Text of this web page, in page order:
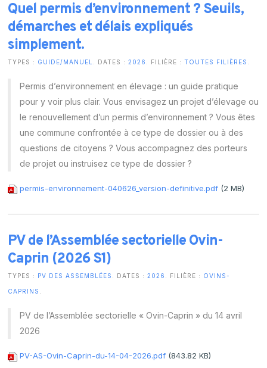
Quel permis d’environnement ? Seuils,
démarches et délais expliqués
simplement.
TYPES : GUIDE/MANUEL . DATES :2026 . FILIÈRE :TOUTES FILIÈRES
Permis d’environnement en élevage : un guide pratique
pour y voir plus clair. Vous envisagez un projet d’élevage ou
le renouvellement d’un permis d’environnement ? Vous êtes
une commune confrontée à ce type de dossier ou à des
questions de citoyens ? Vous accompagnez des porteurs
de projet ou instruisez ce type de dossier ?
permis-environnement-040626_version-definitive.pdf (2 MB)
PV de l’Assemblée sectorielle Ovin-
Caprin (2026 S1)
TYPES : PV DES ASSEMBLÉES . DATES :2026 . FILIÈRE : OVINS-
CAPRINS
PV de l’Assemblée sectorielle « Ovin-Caprin » du 14 avril
2026
PV-AS-Ovin-Caprin-du-14-04-2026.pdf (843.82 KB)